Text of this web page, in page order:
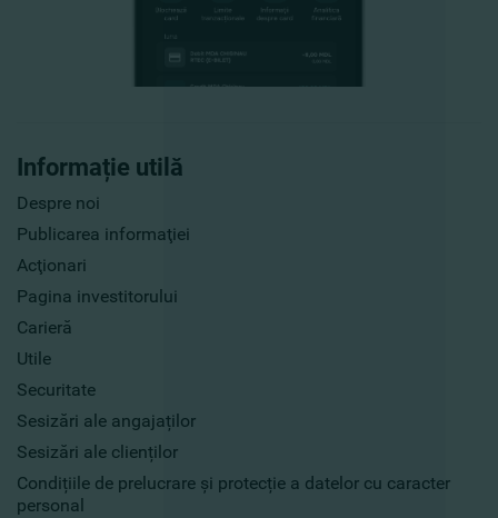
Informație utilă
Despre noi
Publicarea informaţiei
Acţionari
Pagina investitorului
Carieră
Utile
Securitate
Sesizări ale angajaților
Sesizări ale clienților
Condițiile de prelucrare și protecție a datelor cu caracter
personal